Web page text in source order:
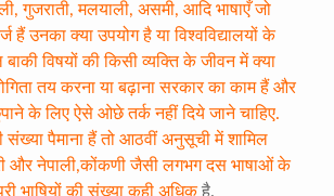
गुजराती, मलयाली, असमी, आदि भाषाएँ जो
हैं उनका क्या उपयोग है या विश्वविद्यालयों के
विषयों की किसी व्यक्ति के जीवन में क्या
तय करना या बढ़ाना सरकार का काम हैं और
के लिए ऐसे ओछे तर्क नहीं दिये जाने चाहिए.
संख्या पैमाना हैं तो आठवीं अनुसूची में शामिल
और नेपाली,कोंकणी जैसी लगभग दस भाषाओं के
भाषियों की संख्या कही अधिकहै.